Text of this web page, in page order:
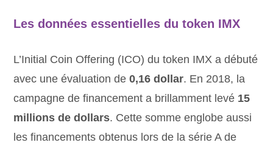
Les données essentielles du token IMX
L’Initial Coin Offering (ICO) du token IMX a débuté
avec une évaluation de0,16 dollar. En 2018, la
campagne de financement a brillamment levé 15
millions de dollars. Cette somme englobe aussi
les financements obtenus lors de la série A de